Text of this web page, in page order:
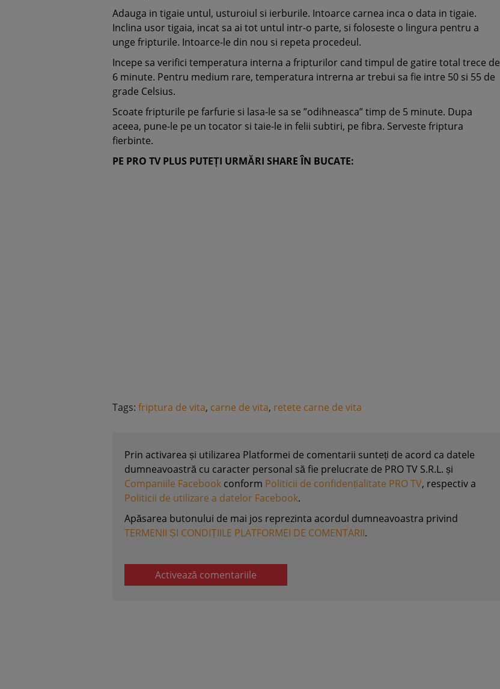
Adauga in tigaie untul, usturoiul si ierburile. Intoarce carnea inca o data in tigaie.
Inclina usor tigaia, incat sa ai tot untul intr-o parte, si foloseste o lingura pentru a
unge fripturile. Intoarce-le din nou si repeta procedeul.
Incepe sa verifici temperatura interna a fripturilor cand timpul de gatire total trece de
6 minute. Pentru medium rare, temperatura intrerna ar trebui sa fie intre 50 si 55 de
grade Celsius.
Scoate fripturile pe farfurie si lasa-le sa se ”odihneasca” timp de 5 minute. Dupa
aceea, pune-le pe un tocator si taie-le in felii subtiri, pe fibra. Serveste friptura
fierbinte.
PE PRO TV PLUS PUTEȚI URMĂRI SHARE ÎN BUCATE:
Tags: friptura de vita, carne de vita, retete carne de vita
Prin activarea și utilizarea Platformei de comentarii sunteți de acord ca datele
dumneavoastră cu caracter personal să fie prelucrate de PRO TV S.R.L. și
Companiile Facebook conform Politicii de confidențialitate PRO TV, respectiv a
Politicii de utilizare a datelor Facebook.
Apăsarea butonului de mai jos reprezinta acordul dumneavoastra privind
TERMENII ȘI CONDIȚIILE PLATFORMEI DE COMENTARII.
Activează comentariile